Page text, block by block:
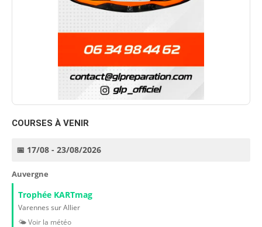
COURSES À VENIR
📅 17/08 - 23/08/2026
Auvergne
Trophée KARTmag
Varennes sur Allier
🌤️ Voir la météo